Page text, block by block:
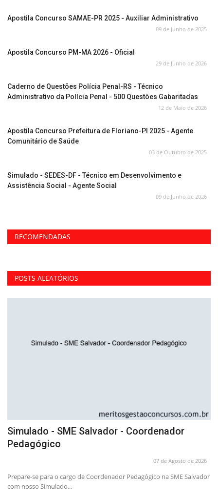
Apostila Concurso SAMAE-PR 2025 - Auxiliar Administrativo
09 de Junho de 2025
Apostila Concurso PM-MA 2026 - Oficial
29 de Junho de 2026
Caderno de Questões Polícia Penal-RS - Técnico
Administrativo da Polícia Penal - 500 Questões Gabaritadas
12 de Maio de 2026
Apostila Concurso Prefeitura de Floriano-PI 2025 - Agente
Comunitário de Saúde
03 de Outubro de 2025
Simulado - SEDES-DF - Técnico em Desenvolvimento e
Assistência Social - Agente Social
09 de Junho de 2026
RECOMENDADAS
POSTS ALEATÓRIOS
Simulado - SME Salvador - Coordenador
Pedagógico
07 de Agosto de 2026
Prepare-se para o cargo de Coordenador Pedagógico na SME Salvador
com nosso Simulado...